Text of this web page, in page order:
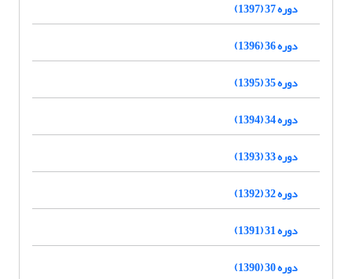
دوره 37 (1397)
دوره 36 (1396)
دوره 35 (1395)
دوره 34 (1394)
دوره 33 (1393)
دوره 32 (1392)
دوره 31 (1391)
دوره 30 (1390)